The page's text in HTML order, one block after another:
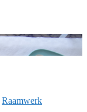
Raamwerk